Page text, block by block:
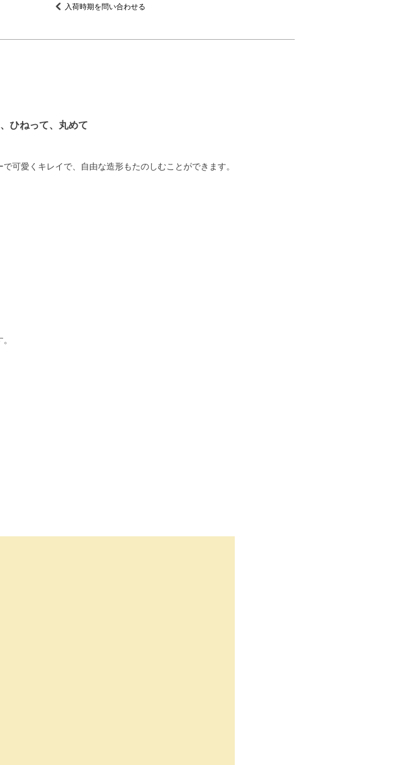
入荷時期を問い合わせる
ひねって、丸めて
可愛くキレイで、自由な造形もたのしむことができます。